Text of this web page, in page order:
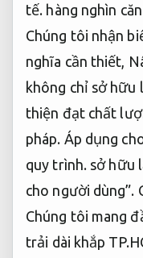
tế. hàng nghìn
Chúng tôi nhận
nghĩa cần thiết,
không chỉ sở hữu
thiện đạt chất
pháp. Áp dụng
quy trình. sở hữu
cho người dùng”.
Chúng tôi mang
trải dài khắp